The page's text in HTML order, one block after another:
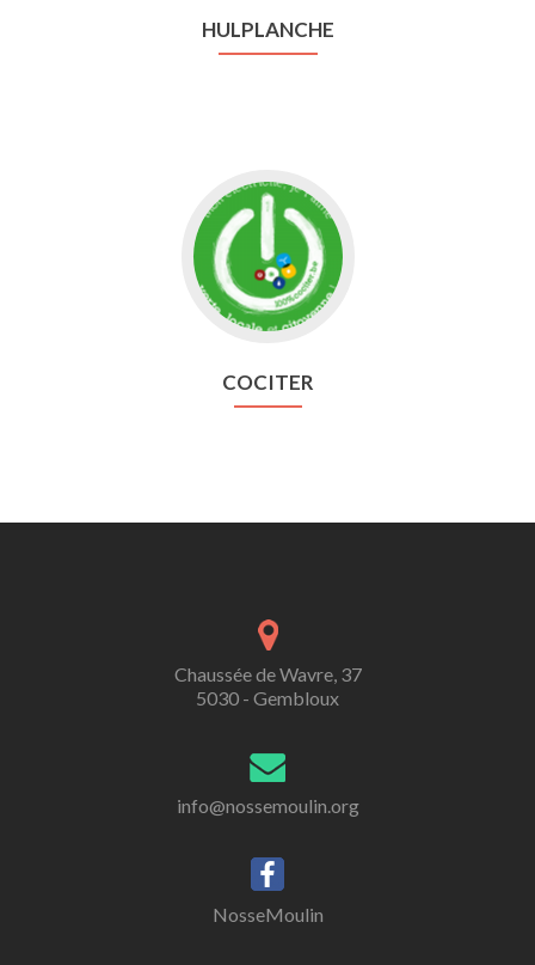
HULPLANCHE
Aller
vers
Cociter
COCITER
Chaussée de Wavre, 37
5030 - Gembloux
info@nossemoulin.org
NosseMoulin